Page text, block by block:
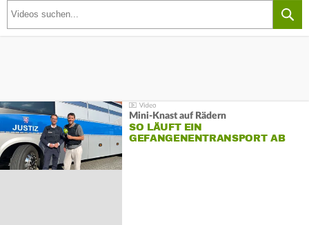
Mini-Knast auf Rädern
SO LÄUFT EIN
GEFANGENENTRANSPORT AB